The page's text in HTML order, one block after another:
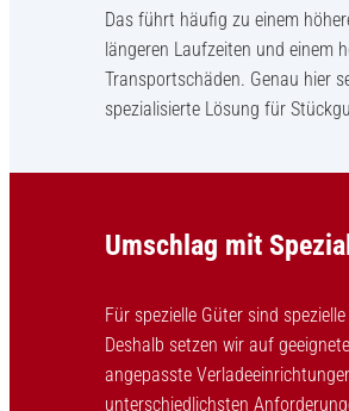
Das führt häufig zu einem
längeren Laufzeiten und einem
Transportschäden. Genau hier
spezialisierte Lösung für
Umschlag mit
Für spezielle Güter sind
Deshalb setzen wir auf
angepasste
unterschiedlichsten